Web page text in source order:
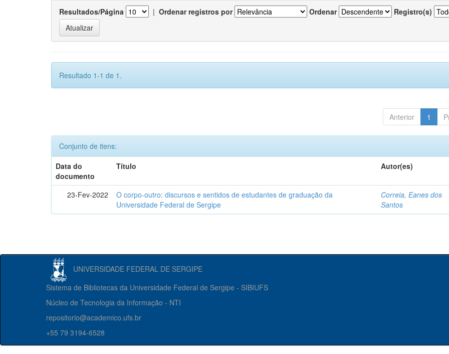
Resultados/Página | Ordenar registros por Ordenar Registro(s)
Resultado 1-1 de 1.
Anterior 1
Conjunto de itens:
Data do
documento
Título Autor(es)
23-Fev-2022
O corpo-outro: discursos e sentidos de estudantes de graduação da
Universidade Federal de Sergipe
Correia, Eanes dos
Santos
UNIVERSIDADE FEDERAL DE SERGIPE
Sistema de Bibliotecas da Universidade Federal de Sergipe - SIBIUFS
Núcleo de Tecnologia da Informação - NTI
repositorio@academico.ufs.br
+55 79 3194-6528